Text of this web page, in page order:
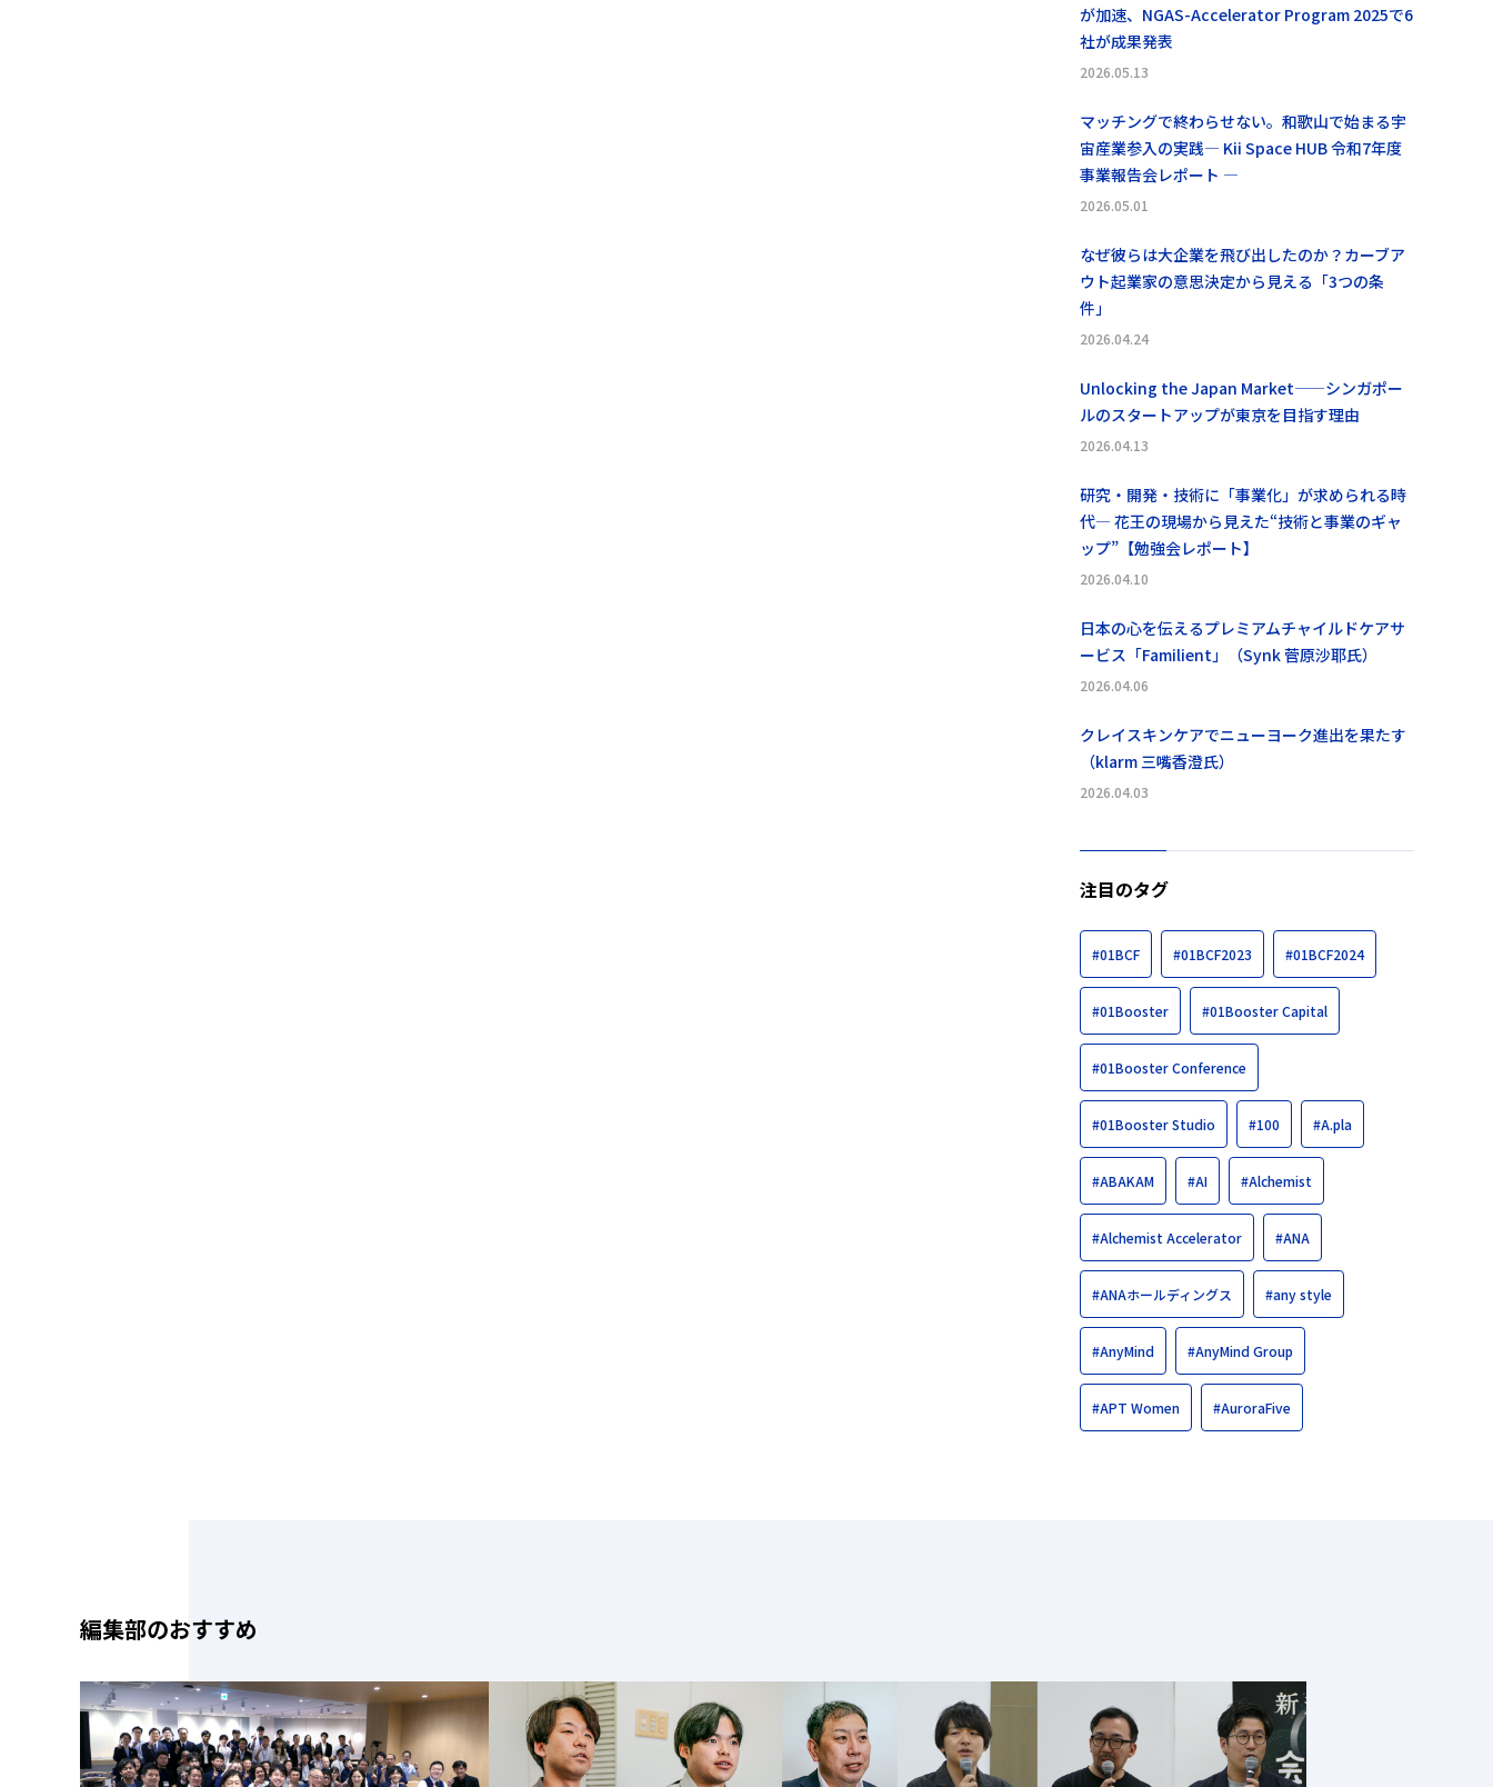
が加速、NGAS-Accelerator Program 2025で6
社が成果発表
2026.05.13
マッチングで終わらせない。和歌山で始まる宇
宙産業参入の実践― Kii Space HUB 令和7年度
事業報告会レポート ―
2026.05.01
なぜ彼らは大企業を飛び出したのか？カーブア
ウト起業家の意思決定から見える「3つの条
件」
2026.04.24
Unlocking the Japan Market——シンガポー
ルのスタートアップが東京を目指す理由
2026.04.13
研究・開発・技術に「事業化」が求められる時
代― 花王の現場から見えた“技術と事業のギャ
ップ”【勉強会レポート】
2026.04.10
日本の心を伝えるプレミアムチャイルドケアサ
ービス「Familient」（Synk 菅原沙耶氏）
2026.04.06
クレイスキンケアでニューヨーク進出を果たす
（klarm 三嘴香澄氏）
2026.04.03
注目のタグ
#01BCF #01BCF2023 #01BCF2024
#01Booster #01Booster Capital
#01Booster Conference
#01Booster Studio #100 #A.pla
#ABAKAM #AI #Alchemist
#Alchemist Accelerator #ANA
#ANAホールディングス #any style
#AnyMind #AnyMind Group
#APT Women #AuroraFive
編集部のおすすめ